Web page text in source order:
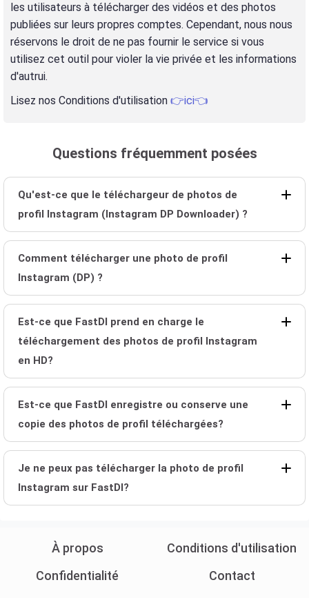
les utilisateurs à télécharger des vidéos et des photos
publiées sur leurs propres comptes. Cependant, nous nous
réservons le droit de ne pas fournir le service si vous
utilisez cet outil pour violer la vie privée et les informations
d'autrui.
Lisez nos Conditions d'utilisation 👉ici👈
Questions fréquemment posées
Qu'est-ce que le téléchargeur de photos de
profil Instagram (Instagram DP Downloader) ?
Comment télécharger une photo de profil
Instagram (DP) ?
Est-ce que FastDl prend en charge le
téléchargement des photos de profil Instagram
en HD?
Est-ce que FastDl enregistre ou conserve une
copie des photos de profil téléchargées?
Je ne peux pas télécharger la photo de profil
Instagram sur FastDl?
À propos
Conditions d'utilisation
Confidentialité
Contact